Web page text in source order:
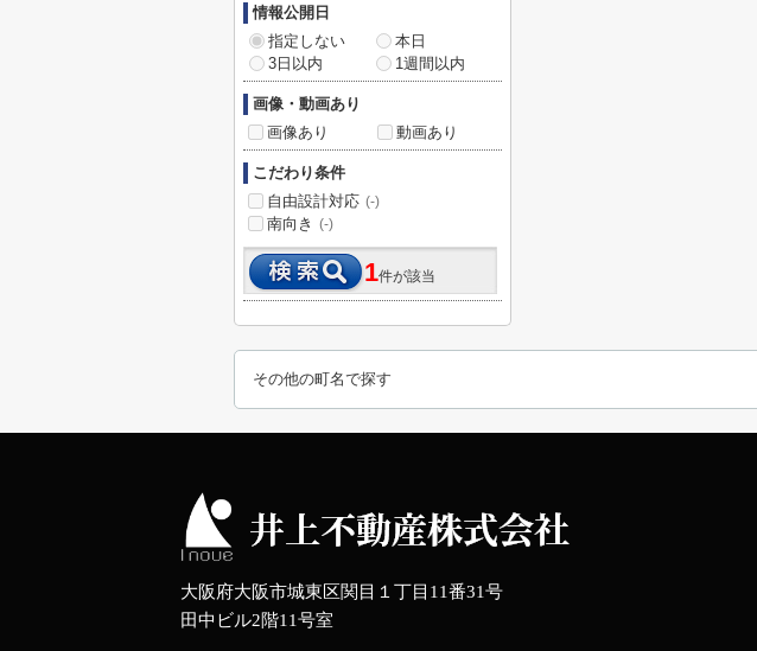
情報公開日
指定しない
本日
3日以内
1週間以内
画像・動画あり
画像あり
動画あり
こだわり条件
自由設計対応 (-)
南向き (-)
1件が該当
その他の町名で探す
大阪府大阪市城東区関目１丁目11番31号
田中ビル2階11号室